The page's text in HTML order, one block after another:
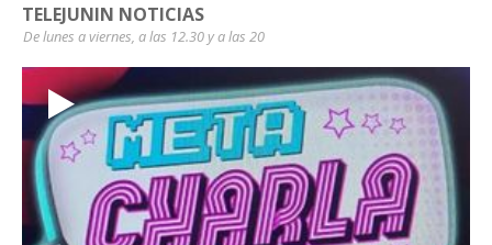
TELEJUNIN NOTICIAS
De lunes a viernes, a las 12.30 y a las 20